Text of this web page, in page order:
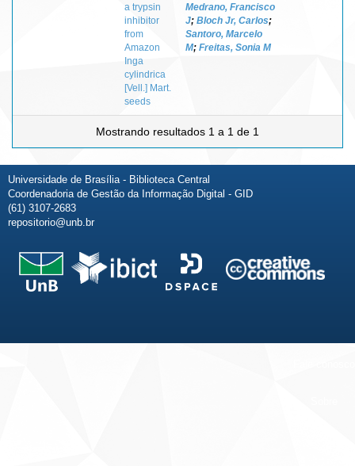
a trypsin
inhibitor
from
Amazon
Inga
cylindrica
[Vell.] Mart.
seeds
Medrano, Francisco
J; Bloch Jr, Carlos;
Santoro, Marcelo
M; Freitas, Sonia M
Mostrando resultados 1 a 1 de 1
Universidade de Brasília - Biblioteca Central
Coordenadoria de Gestão da Informação Digital - GID
(61) 3107-2683
repositorio@unb.br